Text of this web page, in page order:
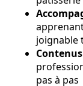
joignable
pas à pas